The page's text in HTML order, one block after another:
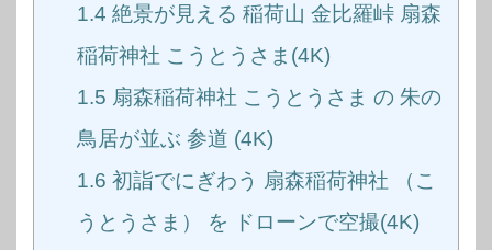
1.4 絶景が見える 稲荷山 金比羅峠 扇森
稲荷神社 こうとうさま(4K)
1.5 扇森稲荷神社 こうとうさま の 朱の
鳥居が並ぶ 参道 (4K)
1.6 初詣でにぎわう 扇森稲荷神社 （こ
うとうさま） を ドローンで空撮(4K)